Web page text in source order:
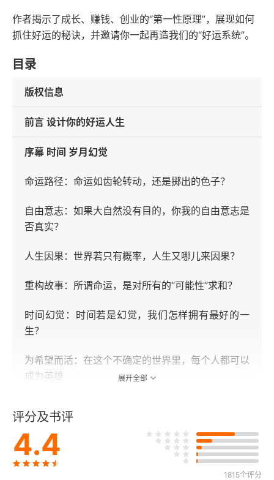
作者揭示了成长、赚钱、创业的“第一性原理”，展现如何
抓住好运的秘诀，并邀请你一起再造我们的“好运系统”。
目录
版权信息
前言 设计你的好运人生
序幕 时间 岁月幻觉
命运路径：命运如齿轮转动，还是掷出的色子？
自由意志：如果大自然没有目的，你我的自由意志是
否真实？
人生因果：世界若只有概率，人生又哪儿来因果？
重构故事：所谓命运，是对所有的“可能性”求和？
时间幻觉：时间若是幻觉，我们怎样拥有最好的一
生？
为希望而活：在这个不确定的世界里，每个人都可以
成为英雄
第1幕 因果 悬搁宁静
难以计算的计算
展开全部
评分及书评
4.4
1815个评分